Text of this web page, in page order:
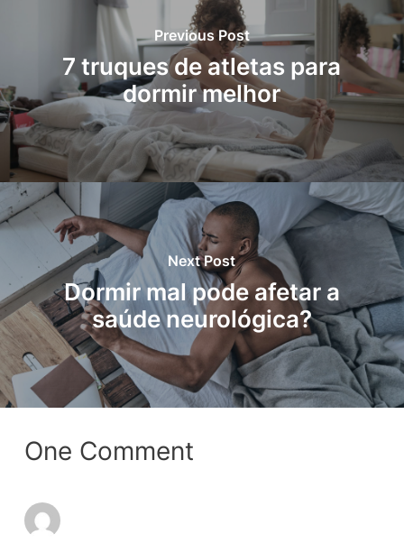
Previous Post
7 truques de atletas para
dormir melhor
Next Post
Dormir mal pode afetar a
saúde neurológica?
One Comment